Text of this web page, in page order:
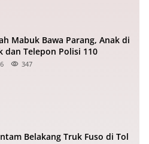
Mabuk Bawa Parang, Anak di
dan Telepon Polisi 110
347
Belakang Truk Fuso di Tol